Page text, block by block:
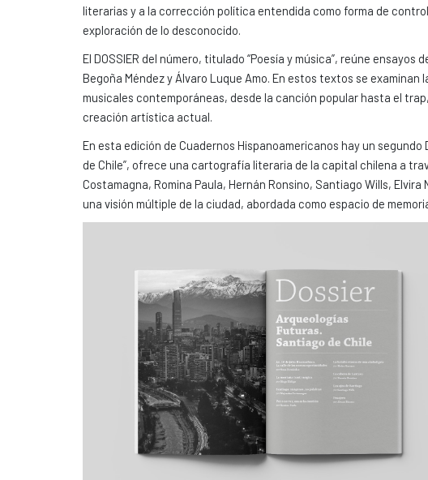
literarias y a la corrección política entendida como forma de
exploración de lo desconocido.
El DOSSIER del número, titulado “Poesía y música”, reúne
Begoña Méndez y Álvaro Luque Amo. En estos textos se
musicales contemporáneas, desde la canción popular hasta el
creación artística actual.
En esta edición de Cuadernos Hispanoamericanos hay un
de Chile”, ofrece una cartografía literaria de la capital chilena a
Costamagna, Romina Paula, Hernán Ronsino, Santiago Wills,
una visión múltiple de la ciudad, abordada como espacio de